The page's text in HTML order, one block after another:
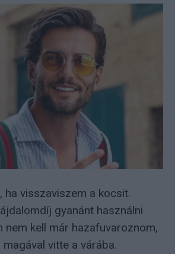
ha visszaviszem a kocsit.
gyanánt használni
nem kell már hazafuvaroznom,
vitte a várába.